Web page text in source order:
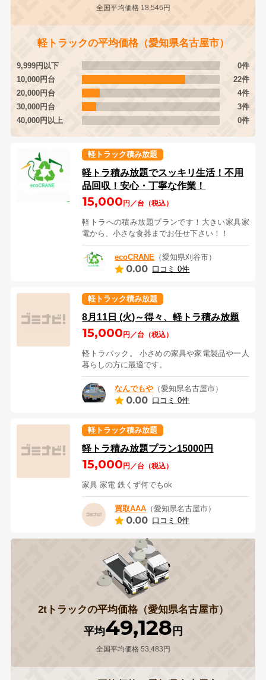
全国平均価格 18,546円
軽トラックの平均価格（愛知県名古屋市）
9,999円以下
0件
10,000円台
22件
20,000円台
4件
30,000円台
3件
40,000円以上
0件
軽トラック積み放題
軽トラ積み放題でスッキリ生活！不用
品回収！安心・丁寧な作業！
15,000 円／台（税込）
軽トラへの積み放題プランです！大きい家具家
電から、小さな食器までお任せ下さい！！
ecoCRANE （愛知県刈谷市）
0.00 口コミ 0件
軽トラック積み放題
8月11日 (火)～得々、軽トラ積み放題
15,000 円／台（税込）
軽トラパック。 小さめの家具や家電製品や一人
暮らしの方に最適です。
なんでもや （愛知県名古屋市）
0.00 口コミ 0件
軽トラック積み放題
軽トラ積み放題プラン15000円
15,000 円／台（税込）
家具 家電 鉄くず何でもok
買取AAA （愛知県名古屋市）
0.00 口コミ 0件
2tトラックの平均価格（愛知県名古屋市）
平均49,128 円
全国平均価格 53,483円